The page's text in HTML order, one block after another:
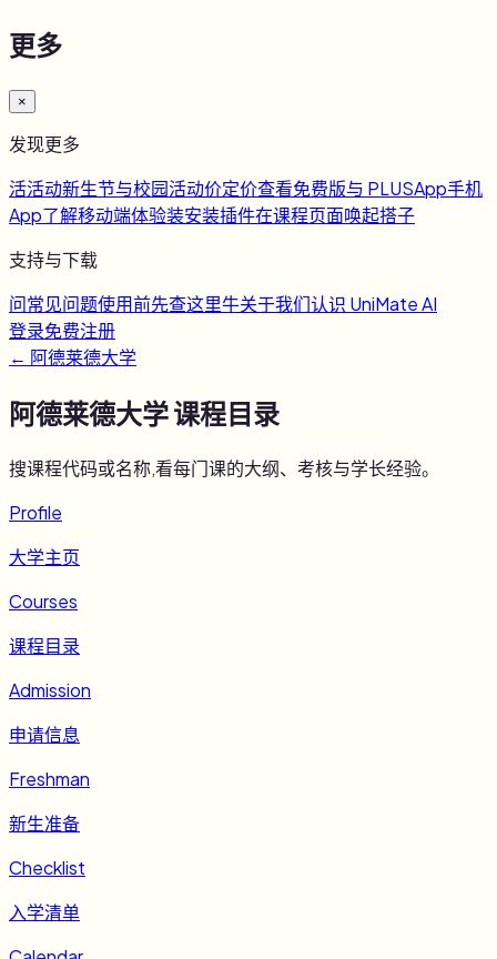
更多
×
发现更多
活活动新生节与校园活动价定价查看免费版与 PLUSApp手机
App了解移动端体验装安装插件在课程页面唤起搭子
支持与下载
问常见问题使用前先查这里牛关于我们认识 UniMate AI
登录免费注册
← 阿德莱德大学
阿德莱德大学课程目录
搜课程代码或名称,看每门课的大纲、考核与学长经验。
Profile
大学主页
Courses
课程目录
Admission
申请信息
Freshman
新生准备
Checklist
入学清单